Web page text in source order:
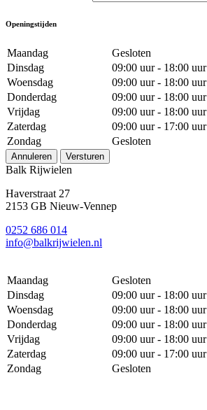
Openingstijden
Maandag
Gesloten
Dinsdag
09:00 uur - 18:00 uur
Woensdag
09:00 uur - 18:00 uur
Donderdag
09:00 uur - 18:00 uur
Vrijdag
09:00 uur - 18:00 uur
Zaterdag
09:00 uur - 17:00 uur
Zondag
Gesloten
Annuleren Versturen
Balk Rijwielen
Haverstraat 27
2153 GB Nieuw-Vennep
0252 686 014
info@balkrijwielen.nl
Maandag
Gesloten
Dinsdag
09:00 uur - 18:00 uur
Woensdag
09:00 uur - 18:00 uur
Donderdag
09:00 uur - 18:00 uur
Vrijdag
09:00 uur - 18:00 uur
Zaterdag
09:00 uur - 17:00 uur
Zondag
Gesloten